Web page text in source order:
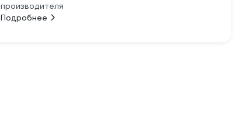
производителя
Подробнее